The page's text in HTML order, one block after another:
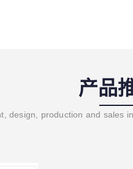
产品
design, production and sales